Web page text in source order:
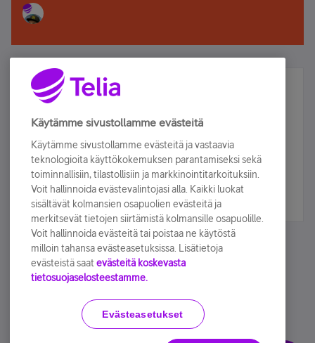
Älä jää paitsi – osallistu ja voita!
Tilaa Telian uutiskirje ja olet mukana arvonnassa.
sähköpostiisi.
Tilaa nyt
Käyttöehdot Accessibility statement
Käytämme sivustollamme evästeitä
Käytämme sivustollamme evästeitä ja vastaavia
teknologioita käyttökokemuksen parantamiseksi sekä
toiminnallisiin, tilastollisiin ja markkinointitarkoituksiin.
Voit hallinnoida evästevalintojasi alla. Kaikki luokat
sisältävät kolmansien osapuolien evästeitä ja
merkitsevät tietojen siirtämistä kolmansille osapuolille.
Voit hallinnoida evästeitä tai poistaa ne käytöstä
milloin tahansa evästeasetuksissa. Lisätietoja
evästeistä saat evästeitä koskevasta
tietosuojaselosteestamme.
Evästeasetukset